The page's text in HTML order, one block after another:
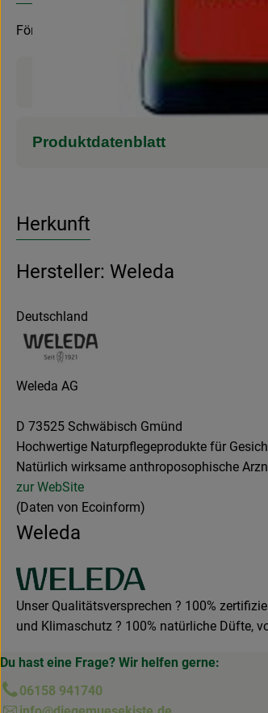
Fördert die Durchblutung, lockert die
Produktdatenblatt
Herkunft
Hersteller: Weleda
Deutschland
Weleda AG
D 73525 Schwäbisch Gmünd
Hochwertige Naturpflegeprodukte für
Natürlich wirksame anthroposophische
zur WebSite
(Daten von Ecoinform)
Weleda
Unser Qualitätsversprechen ? 100%
und Klimaschutz ? 100% natürliche Düfte,
Du hast eine Frage? Wir helfen gerne:
06158 941740